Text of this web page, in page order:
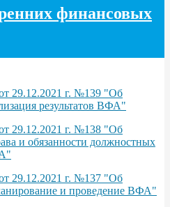
финансовых
29.12.2021 г. №139 "Об
результатов ВФА"
29.12.2021 г. №138 "Об
и обязанности должностных
29.12.2021 г. №137 "Об
и проведение ВФА"